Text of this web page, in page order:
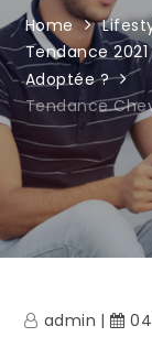
Home
Tendance
Adoptée ?
Tendance
admin